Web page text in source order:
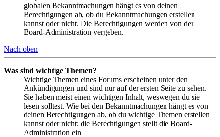
globalen Bekanntmachungen hängt es von deinen
Berechtigungen ab, ob du Bekanntmachungen erstellen
kannst oder nicht. Die Berechtigungen werden von der
Board-Administration vergeben.
Nach oben
Was sind wichtige Themen?
Wichtige Themen eines Forums erscheinen unter den
Ankündigungen und sind nur auf der ersten Seite zu sehen.
Sie haben meist einen wichtigen Inhalt, weswegen du sie
lesen solltest. Wie bei den Bekanntmachungen hängt es von
deinen Berechtigungen ab, ob du wichtige Themen erstellen
kannst oder nicht; die Berechtigungen stellt die Board-
Administration ein.